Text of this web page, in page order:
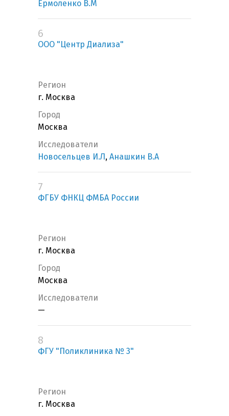
Ермоленко В.М
6
ООО "Центр Диализа"
Регион
г. Москва
Город
Москва
Исследователи
Новосельцев И.Л , Анашкин В.А
7
ФГБУ ФНКЦ ФМБА России
Регион
г. Москва
Город
Москва
Исследователи
—
8
ФГУ "Поликлиника № 3"
Регион
г. Москва